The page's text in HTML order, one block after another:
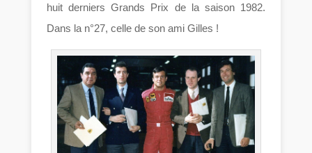
huit derniers Grands Prix de la saison 1982.
Dans la n°27, celle de son ami Gilles !